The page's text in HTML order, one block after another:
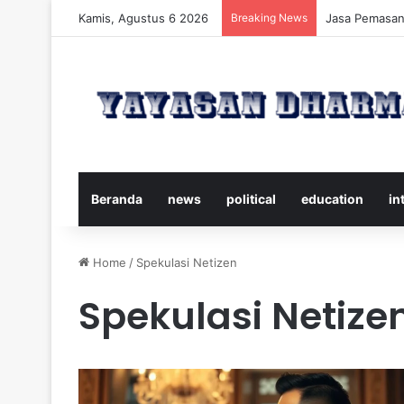
Kamis, Agustus 6 2026 Breaking News Panduan
Beranda news political education
Home / Spekulasi Netizen
Spekulasi